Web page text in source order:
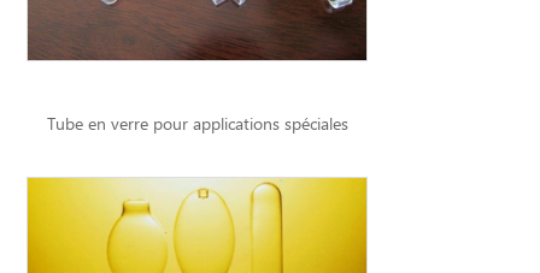
Tube en verre pour applications spéciales